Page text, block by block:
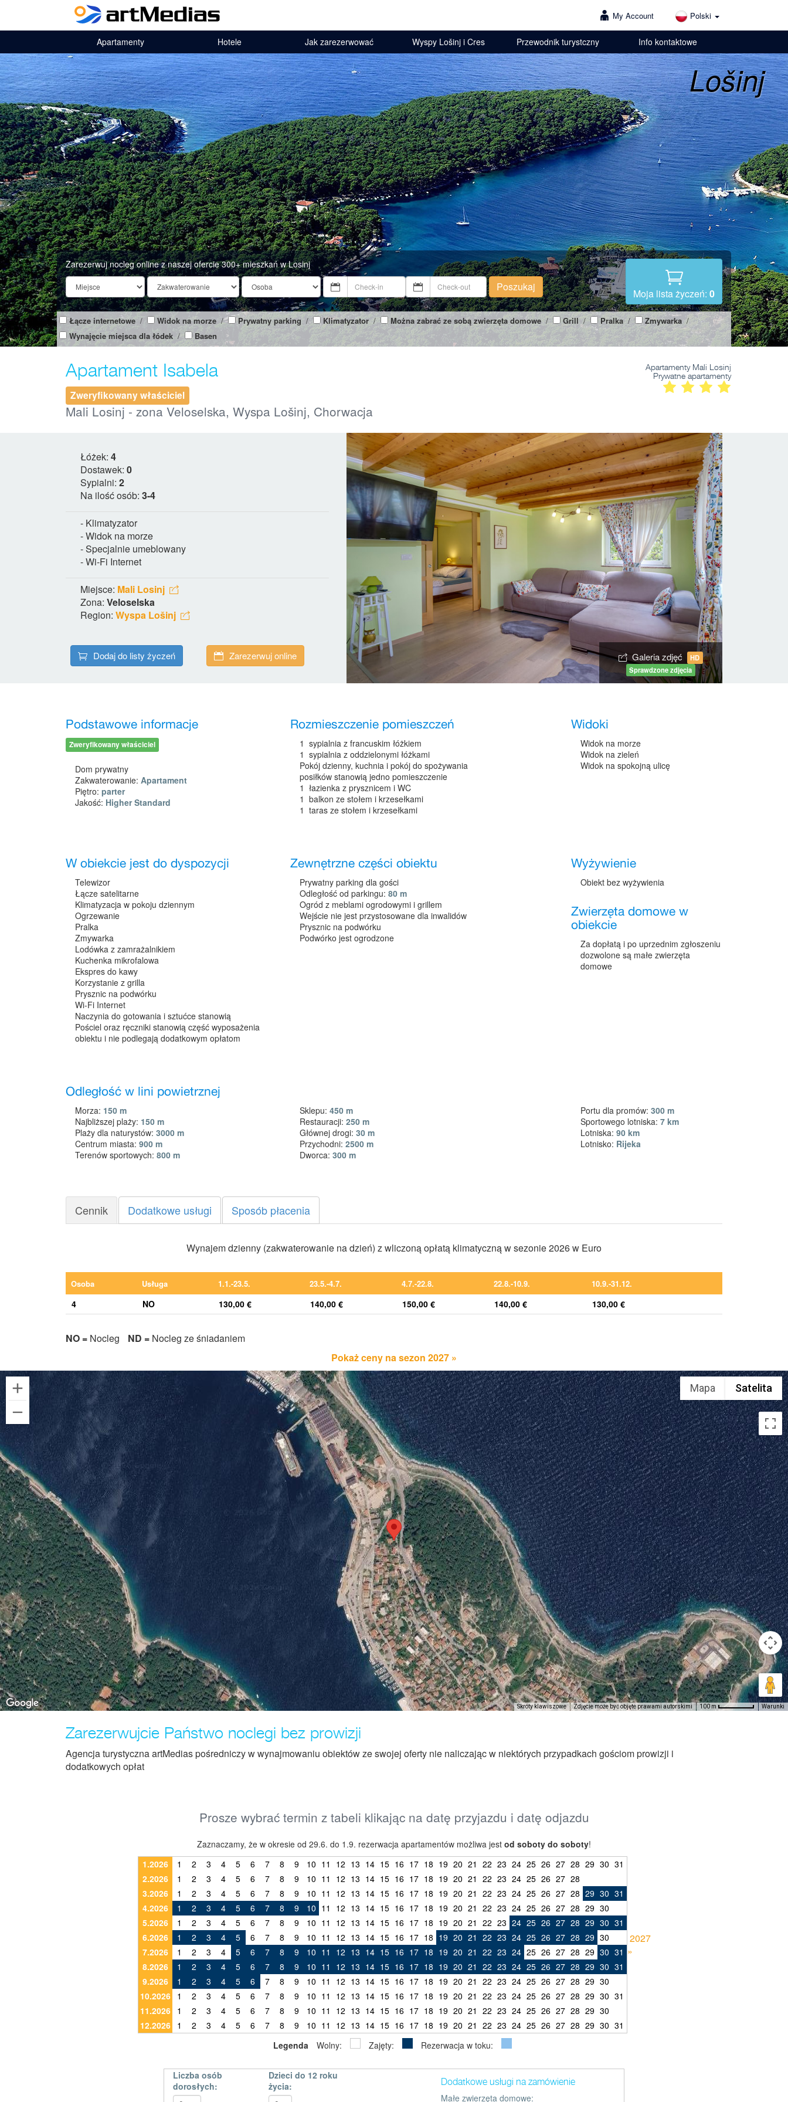
My Account Polski
Apartamenty Hotele Jak zarezerwować Wyspy Lošinj i Cres Przewodnik turystczny Info kontaktowe
Lošinj
Zarezerwuj nocleg online z naszej ofercie 300+ mieszkań w Losinj
Poszukaj
Moja lista życzeń: 0
Łącze internetowe / Widok na morze / Prywatny parking / Klimatyzator / Można zabrać ze sobą zwierzęta domowe/ Grill/ Pralka/ Zmywarka /
Wynajęcie miejsca dla łódek / Basen
Apartament Isabela
Zweryfikowany właściciel
Mali Losinj - zona Veloselska, Wyspa Lošinj, Chorwacja
Apartamenty Mali Losinj
Prywatne apartamenty
Łóżek: 4
Dostawek: 0
Sypialni: 2
Na ilość osób: 3-4
- Klimatyzator
- Widok na morze
- Specjalnie umeblowany
- Wi-Fi Internet
Miejsce: Mali Losinj
Zona: Veloselska
Region: Wyspa Lošinj
Dodaj do listy życzeń Zarezerwuj online Galeria zdjęć
HD
Sprawdzone zdjęcia
Podstawowe informacje
Zweryfikowany właściciel
Dom prywatny
Zakwaterowanie: Apartament
Piętro: parter
Jakość: Higher Standard
Rozmieszczenie pomieszczeń
1 sypialnia z francuskim łóżkiem
1 sypialnia z oddzielonymi łóżkami
Pokój dzienny, kuchnia i pokój do spożywania
posiłków stanowią jedno pomieszczenie
1 łazienka z prysznicem i WC
1 balkon ze stołem i krzesełkami
1 taras ze stołem i krzesełkami
Widoki
Widok na morze
Widok na zieleń
Widok na spokojną ulicę
W obiekcie jest do dyspozycji
Telewizor
Łącze satelitarne
Klimatyzacja w pokoju dziennym
Ogrzewanie
Pralka
Zmywarka
Lodówka z zamrażalnikiem
Kuchenka mikrofalowa
Ekspres do kawy
Korzystanie z grilla
Prysznic na podwórku
Wi-Fi Internet
Naczynia do gotowania i sztućce stanowią
Pościel oraz ręczniki stanowią część wyposażenia
obiektu i nie podlegają dodatkowym opłatom
Zewnętrzne części obiektu
Prywatny parking dla gości
Odległość od parkingu:80 m
Ogród z meblami ogrodowymi i grillem
Wejście nie jest przystosowane dla inwalidów
Prysznic na podwórku
Podwórko jest ogrodzone
Wyżywienie
Obiekt bez wyżywienia
Zwierzęta domowe w
obiekcie
Za dopłatą i po uprzednim zgłoszeniu
dozwolone są małe zwierzęta
domowe
Odległość w lini powietrznej
Morza: 150 m
Najbliższej plaży: 150 m
Plaży dla naturystów: 3000 m
Centrum miasta: 900 m
Terenów sportowych: 800 m
Sklepu:450 m
Restauracji:250 m
Głównej drogi:30 m
Przychodni:2500 m
Dworca:300 m
Portu dla promów:300 m
Sportowego lotniska:7 km
Lotniska:90 km
Lotnisko: Rijeka
Cennik Dodatkowe usługi Sposób płacenia
Wynajem dzienny (zakwaterowanie na dzień) z wliczoną opłatą klimatyczną w sezonie 2026 w Euro
Osoba Usługa 1.1.-23.5. 23.5.-4.7. 4.7.-22.8. 22.8.-10.9. 10.9.-31.12.
4 NO 130,00 € 140,00 € 150,00 € 140,00 € 130,00 €
NO = Nocleg ND = Nocleg ze śniadaniem
Pokaż ceny na sezon 2027 »
Mapa Satelita
Skróty klawiszowe Zdjęcie może być objęte prawami autorskimi 100 m Warunki
Zarezerwujcie Państwo noclegi bez prowizji
Agencja turystyczna artMedias pośredniczy w wynajmowaniu obiektów ze swojej oferty nie naliczając w niektórych przypadkach gościom prowizji i
dodatkowych opłat
Prosze wybrać termin z tabeli klikając na datę przyjazdu i datę odjazdu
Zaznaczamy, że w okresie od 29.6. do 1.9. rezerwacja apartamentów możliwa jest od soboty do soboty!
1.2026
1 2 3 4 5 6 7 8 9 10 11 12 13 14 15 16 17 18 19 20 21 22 23 24 25 26 27 28 29 30 31
2.2026
1 2 3 4 5 6 7 8 9 10 11 12 13 14 15 16 17 18 19 20 21 22 23 24 25 26 27 28
3.2026
1 2 3 4 5 6 7 8 9 10 11 12 13 14 15 16 17 18 19 20 21 22 23 24 25 26 27 28 29 30 31
4.2026
1 2 3 4 5 6 7 8 9 10 11 12 13 14 15 16 17 18 19 20 21 22 23 24 25 26 27 28 29 30
5.2026
1 2 3 4 5 6 7 8 9 10 11 12 13 14 15 16 17 18 19 20 21 22 23 24 25 26 27 28 29 30 31
6.2026
1 2 3 4 5 6 7 8 9 10 11 12 13 14 15 16 17 18 19 20 21 22 23 24 25 26 27 28 29 30
7.2026
1 2 3 4 5 6 7 8 9 10 11 12 13 14 15 16 17 18 19 20 21 22 23 24 25 26 27 28 29 30 31
8.2026
1 2 3 4 5 6 7 8 9 10 11 12 13 14 15 16 17 18 19 20 21 22 23 24 25 26 27 28 29 30 31
9.2026
1 2 3 4 5 6 7 8 9 10 11 12 13 14 15 16 17 18 19 20 21 22 23 24 25 26 27 28 29 30
10.2026
1 2 3 4 5 6 7 8 9 10 11 12 13 14 15 16 17 18 19 20 21 22 23 24 25 26 27 28 29 30 31
11.2026
1 2 3 4 5 6 7 8 9 10 11 12 13 14 15 16 17 18 19 20 21 22 23 24 25 26 27 28 29 30
12.2026
1 2 3 4 5 6 7 8 9 10 11 12 13 14 15 16 17 18 19 20 21 22 23 24 25 26 27 28 29 30 31
2027
»
Legenda Wolny: Zajęty: Rezerwacja w toku:
Liczba osób
dorosłych:
Dzieci do 12 roku
życia:
Dodatkowe usługi na zamówienie
Małe zwierzęta domowe: